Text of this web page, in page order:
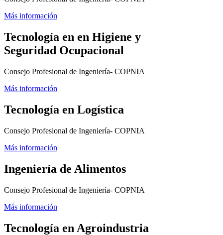
Más información
Tecnología en en Higiene y
Seguridad Ocupacional
Consejo Profesional de Ingeniería- COPNIA
Más información
Tecnología en Logística
Consejo Profesional de Ingeniería- COPNIA
Más información
Ingeniería de Alimentos
Consejo Profesional de Ingeniería- COPNIA
Más información
Tecnología en Agroindustria